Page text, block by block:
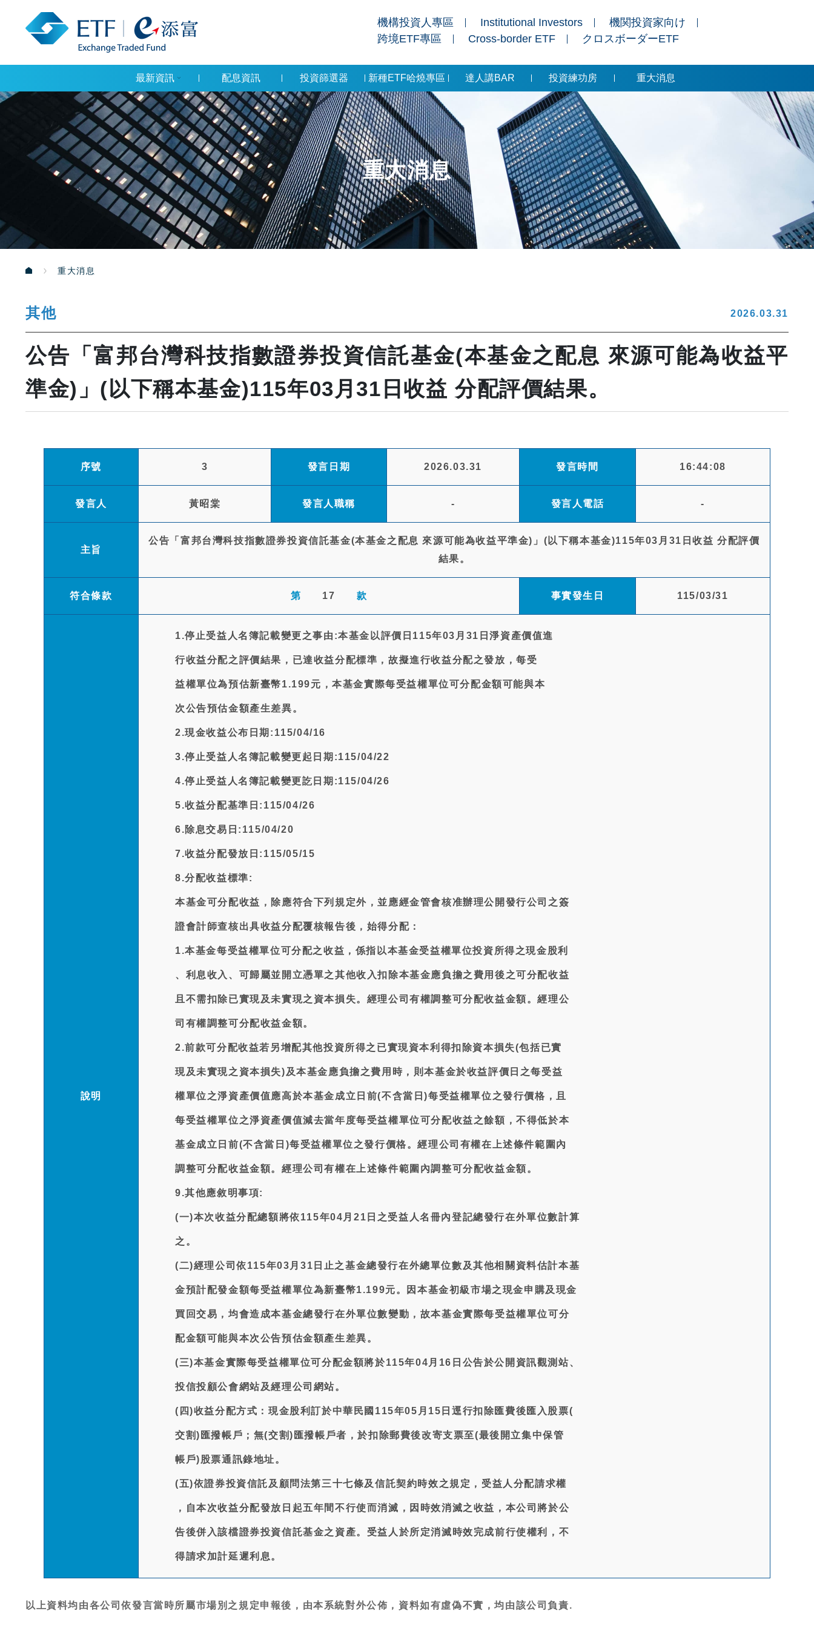
機構投資人專區 Institutional Investors
機関投資家向け
跨境ETF專區
Cross-border ETF クロスボーダーETF
最新資訊 配息資訊 投資篩選器 新種ETF哈燒專區 達人講BAR 投資練功房 重大消息
重大消息
重大消息
其他 2026.03.31
公告「富邦台灣科技指數證券投資信託基金(本基金之配息 來源可能為收益平
準金)」(以下稱本基金)115年03月31日收益 分配評價結果。
序號 3 發言日期 2026.03.31 發言時間 16:44:08
發言人 黃昭棠 發言人職稱 - 發言人電話 -
主旨
公告「富邦台灣科技指數證券投資信託基金(本基金之配息 來源可能為收益平準金)」(以下稱本基金)115年03月31日收益 分配評價
結果。
符合條款 第 17 款 事實發生日 115/03/31
說明
1.停止受益人名簿記載變更之事由:本基金以評價日115年03月31日淨資產價值進
行收益分配之評價結果，已達收益分配標準，故擬進行收益分配之發放，每受
益權單位為預估新臺幣1.199元，本基金實際每受益權單位可分配金額可能與本
次公告預估金額產生差異。
2.現金收益公布日期:115/04/16
3.停止受益人名簿記載變更起日期:115/04/22
4.停止受益人名簿記載變更訖日期:115/04/26
5.收益分配基準日:115/04/26
6.除息交易日:115/04/20
7.收益分配發放日:115/05/15
8.分配收益標準:
本基金可分配收益，除應符合下列規定外，並應經金管會核准辦理公開發行公司之簽
證會計師查核出具收益分配覆核報告後，始得分配：
1.本基金每受益權單位可分配之收益，係指以本基金受益權單位投資所得之現金股利
、利息收入、可歸屬並開立憑單之其他收入扣除本基金應負擔之費用後之可分配收益
且不需扣除已實現及未實現之資本損失。經理公司有權調整可分配收益金額。經理公
司有權調整可分配收益金額。
2.前款可分配收益若另增配其他投資所得之已實現資本利得扣除資本損失(包括已實
現及未實現之資本損失)及本基金應負擔之費用時，則本基金於收益評價日之每受益
權單位之淨資產價值應高於本基金成立日前(不含當日)每受益權單位之發行價格，且
每受益權單位之淨資產價值減去當年度每受益權單位可分配收益之餘額，不得低於本
基金成立日前(不含當日)每受益權單位之發行價格。經理公司有權在上述條件範圍內
調整可分配收益金額。經理公司有權在上述條件範圍內調整可分配收益金額。
9.其他應敘明事項:
(一)本次收益分配總額將依115年04月21日之受益人名冊內登記總發行在外單位數計算
之。
(二)經理公司依115年03月31日止之基金總發行在外總單位數及其他相關資料估計本基
金預計配發金額每受益權單位為新臺幣1.199元。因本基金初級市場之現金申購及現金
買回交易，均會造成本基金總發行在外單位數變動，故本基金實際每受益權單位可分
配金額可能與本次公告預估金額產生差異。
(三)本基金實際每受益權單位可分配金額將於115年04月16日公告於公開資訊觀測站、
投信投顧公會網站及經理公司網站。
(四)收益分配方式：現金股利訂於中華民國115年05月15日逕行扣除匯費後匯入股票(
交割)匯撥帳戶；無(交割)匯撥帳戶者，於扣除郵費後改寄支票至(最後開立集中保管
帳戶)股票通訊錄地址。
(五)依證券投資信託及顧問法第三十七條及信託契約時效之規定，受益人分配請求權
，自本次收益分配發放日起五年間不行使而消滅，因時效消滅之收益，本公司將於公
告後併入該檔證券投資信託基金之資產。受益人於所定消滅時效完成前行使權利，不
得請求加計延遲利息。
以上資料均由各公司依發言當時所屬市場別之規定申報後，由本系統對外公佈，資料如有虛偽不實，均由該公司負責.